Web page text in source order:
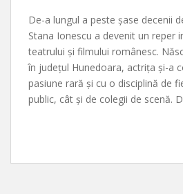
De-a lungul a peste șase decenii
Stana Ionescu a devenit un reper
teatrului și filmului românesc.
în județul Hunedoara, actrița și-a
pasiune rară și cu o disciplină de
public, cât și de colegii de scenă.